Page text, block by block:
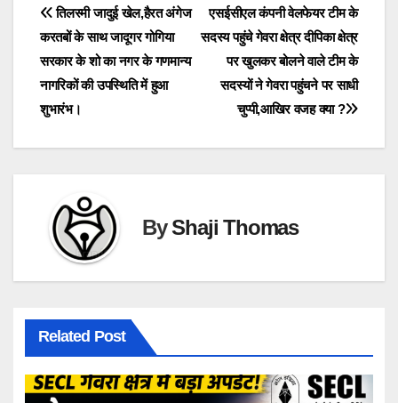
Post
navigation
एसईसीएल कंपनी वेलफेयर टीम के
सदस्य पहुंचे गेवरा क्षेत्र दीपिका क्षेत्र
पर खुलकर बोलने वाले टीम के
सदस्यों ने गेवरा पहुंचने पर साधी
चुप्पी,आखिर वजह क्या ?
तिलस्मी जादुई खेल,हैरत अंगेज
करतबों के साथ जादूगर गोगिया
सरकार के शो का नगर के गणमान्य
नागरिकों की उपस्थिति में हुआ
शुभारंभ।
ByShaji Thomas
Related Post